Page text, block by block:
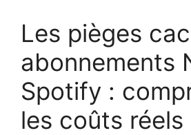
Les pièges
abonnements
Spotify :
les coûts réels